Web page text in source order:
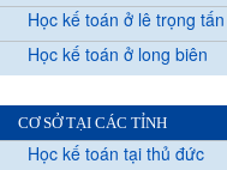
Học kế toán ở lê trọng tấn
Học kế toán ở long biên
CƠ SỞ TẠI CÁC TỈNH
Học kế toán tại thủ đức